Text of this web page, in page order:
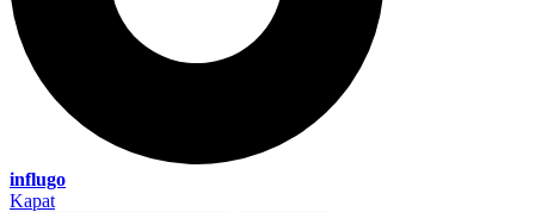
influgo
Kapat